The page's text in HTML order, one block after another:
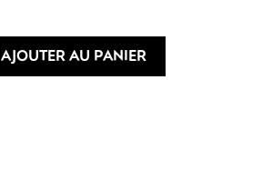
AJOUTER AU PANIER